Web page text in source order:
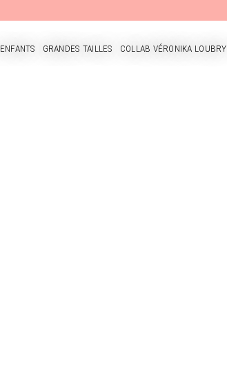
ENFANTS GRANDES TAILLES COLLAB VÉRONIKA LOUBRY